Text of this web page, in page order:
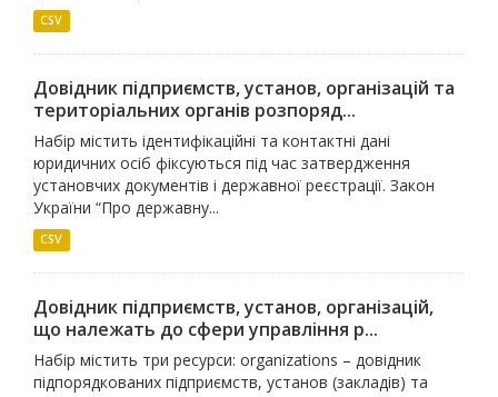
CSV
Довідник підприємств, установ, організацій та
територіальних органів розпоряд...
Набір містить ідентифікаційні та контактні дані
юридичних осіб фіксуються під час затвердження
установчих документів і державної реєстрації. Закон
України “Про державну...
CSV
Довідник підприємств, установ, організацій,
що належать до сфери управління р...
Набір містить три ресурси: organizations – довідник
підпорядкованих підприємств, установ (закладів) та